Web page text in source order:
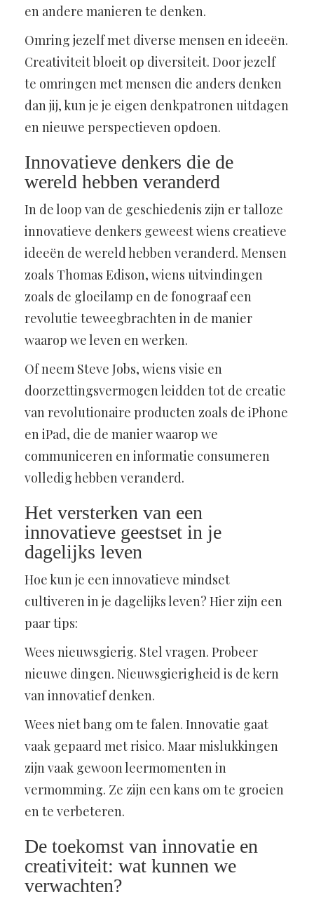
en andere manieren te denken.
Omring jezelf met diverse mensen en ideeën.
Creativiteit bloeit op diversiteit. Door jezelf
te omringen met mensen die anders denken
dan jij, kun je je eigen denkpatronen uitdagen
en nieuwe perspectieven opdoen.
Innovatieve denkers die de
wereld hebben veranderd
In de loop van de geschiedenis zijn er talloze
innovatieve denkers geweest wiens creatieve
ideeën de wereld hebben veranderd. Mensen
zoals Thomas Edison, wiens uitvindingen
zoals de gloeilamp en de fonograaf een
revolutie teweegbrachten in de manier
waarop we leven en werken.
Of neem Steve Jobs, wiens visie en
doorzettingsvermogen leidden tot de creatie
van revolutionaire producten zoals de iPhone
en iPad, die de manier waarop we
communiceren en informatie consumeren
volledig hebben veranderd.
Het versterken van een
innovatieve geestset in je
dagelijks leven
Hoe kun je een innovatieve mindset
cultiveren in je dagelijks leven? Hier zijn een
paar tips:
Wees nieuwsgierig. Stel vragen. Probeer
nieuwe dingen. Nieuwsgierigheid is de kern
van innovatief denken.
Wees niet bang om te falen. Innovatie gaat
vaak gepaard met risico. Maar mislukkingen
zijn vaak gewoon leermomenten in
vermomming. Ze zijn een kans om te groeien
en te verbeteren.
De toekomst van innovatie en
creativiteit: wat kunnen we
verwachten?